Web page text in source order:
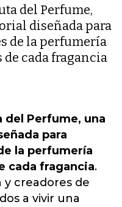
del Perfume,
diseñada para
de la perfumería
cada fragancia
del Perfume, una
para
la perfumería
cada fragancia.
y creadores de
a vivir una